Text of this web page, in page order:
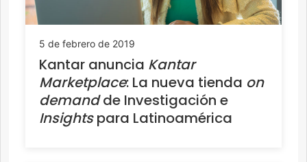
5 de febrero de 2019
Kantar anuncia Kantar
Marketplace: La nueva tienda on
demandde Investigación e
Insightspara Latinoamérica